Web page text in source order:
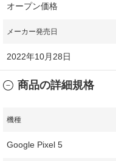
オープン価格
メーカー発売日
2022年10月28日
商品の詳細規格
機種
Google Pixel 5